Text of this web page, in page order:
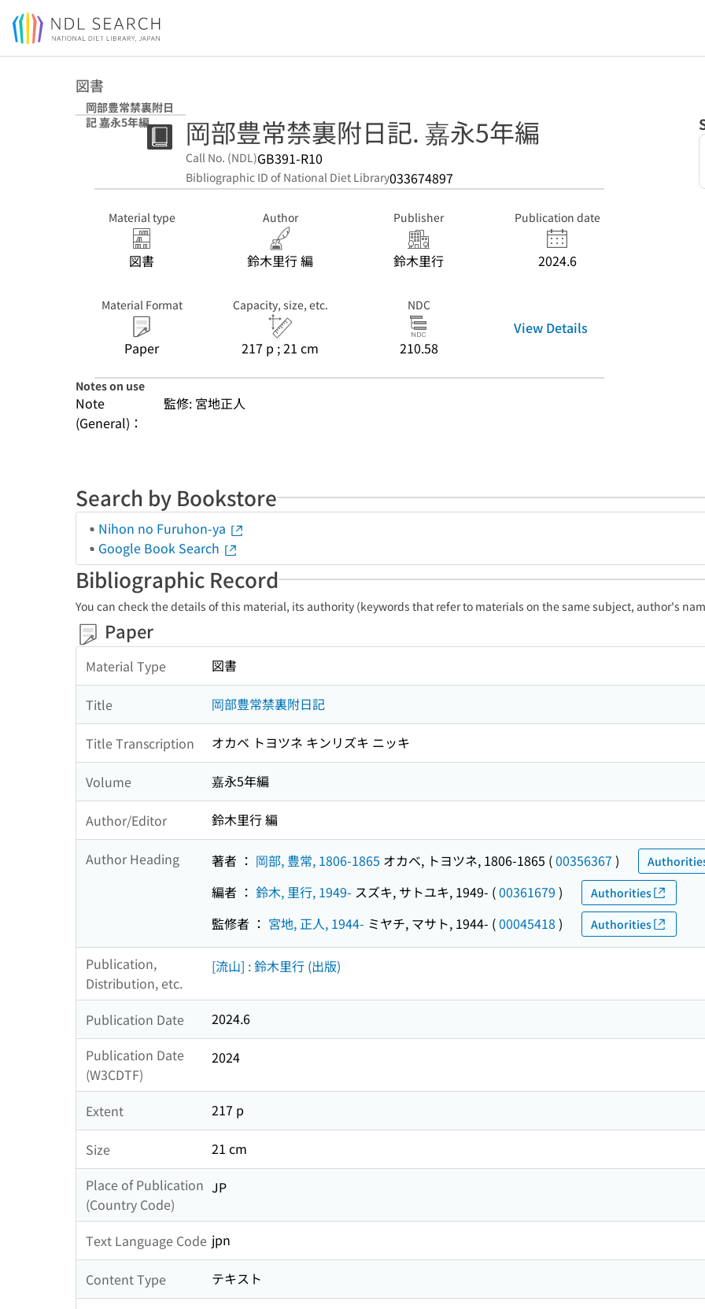
Jump to main content
図書
岡部豊常禁裏附日
記 嘉永5年編
岡部豊常禁裏附日記. 嘉永5年編
Call No. (NDL)GB391-R10
Bibliographic ID of National Diet Library033674897
Material type
図書
Author
鈴木里行 編
Publisher
鈴木里行
Publication date
2024.6
Material Format
Paper
Capacity, size, etc.
217 p ; 21 cm
NDC
210.58
View Details
Notes on use
Note
(General)：
監修: 宮地正人
Search by Bookstore
Nihon no Furuhon-ya
Google Book Search
Bibliographic Record
You can check the details of this material, its authority (keywords that refer to materials on the same subject, author's
Paper
Material Type 図書
Title 岡部豊常禁裏附日記
Title Transcription オカベ トヨツネ キンリズキ ニッキ
Volume 嘉永5年編
Author/Editor 鈴木里行 編
Author Heading 著者 ： 岡部, 豊常, 1806-1865 オカベ, トヨツネ, 1806-1865 (00356367 )
編者 ： 鈴木, 里行, 1949- スズキ, サトユキ, 1949- (00361679 ) Authorities
監修者 ： 宮地, 正人, 1944- ミヤチ, マサト, 1944- (00045418 ) Authorities
Publication,
Distribution, etc.
[流山] : 鈴木里行 (出版)
Publication Date
2024.6
Publication Date
(W3CDTF)
2024
Extent 217 p
Size
21 cm
Place of Publication
(Country Code)
JP
Text Language Code jpn
Content Type テキスト